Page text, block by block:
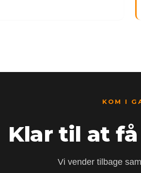
KOM I
Klar til at
Vi vender tilbage